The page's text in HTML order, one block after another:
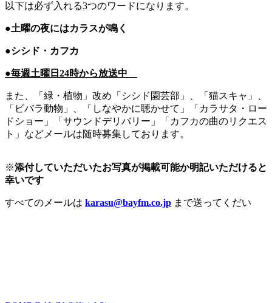
以下は必ず入れる3つのワードになります。
●土曜の夜にはカラスが鳴く
●シシド・カフカ
●毎週土曜日24時から放送中
また、「緑・植物」改め「シシド園芸部」、「猫スキャ」、
「ビバラ動物」、「しなやかに聴かせて」「カラサタ・ロー
ドショー」「サウンドデリバリー」「カフカの曲のリクエス
ト」などメールは随時募集しております。
※添付していただいたお写真が掲載可能か明記いただけると
幸いです
すべてのメールは karasu@bayfm.co.jp まで送ってくだい